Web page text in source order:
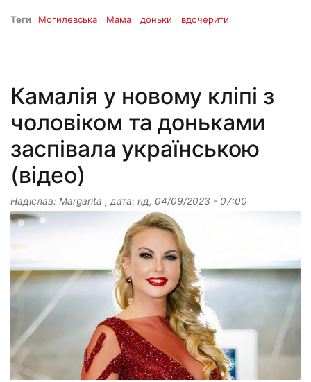
Теги Могилевська Мама доньки вдочерити
Камалія у новому кліпі з
чоловіком та доньками
заспівала українською
(відео)
Надіслав: Margarita , дата: нд, 04/09/2023 - 07:00